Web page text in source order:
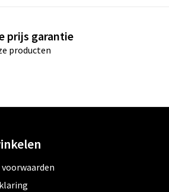
prijs garantie
producten